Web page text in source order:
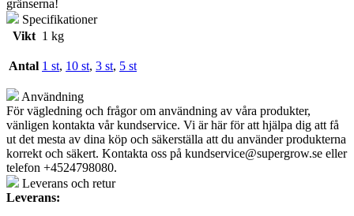
gränserna!
Specifikationer
Vikt 1 kg
Antal 1 st, 10 st, 3 st, 5 st
Användning
För vägledning och frågor om användning av våra produkter,
vänligen kontakta vår kundservice. Vi är här för att hjälpa dig att få
ut det mesta av dina köp och säkerställa att du använder produkterna
korrekt och säkert. Kontakta oss på kundservice@supergrow.se eller
telefon +4524798080.
Leverans och retur
Leverans: